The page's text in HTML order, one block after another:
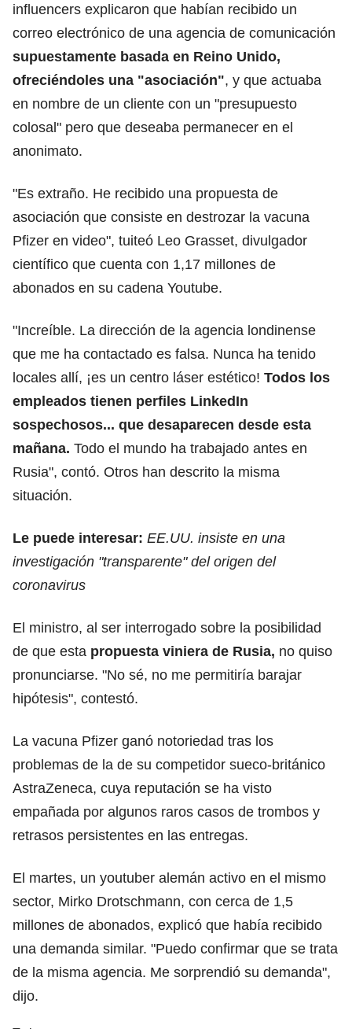
influencers explicaron que habían recibido un
correo electrónico de una agencia de comunicación
supuestamente basada en Reino Unido,
ofreciéndoles una "asociación", y que actuaba
en nombre de un cliente con un "presupuesto
colosal" pero que deseaba permanecer en el
anonimato.
"Es extraño. He recibido una propuesta de
asociación que consiste en destrozar la vacuna
Pfizer en video", tuiteó Leo Grasset, divulgador
científico que cuenta con 1,17 millones de
abonados en su cadena Youtube.
"Increíble. La dirección de la agencia londinense
que me ha contactado es falsa. Nunca ha tenido
locales allí, ¡es un centro láser estético! Todos los
empleados tienen perfiles LinkedIn
sospechosos... que desaparecen desde esta
mañana. Todo el mundo ha trabajado antes en
Rusia", contó. Otros han descrito la misma
situación.
Le puede interesar: EE.UU. insiste en una
investigación "transparente" del origen del
coronavirus
El ministro, al ser interrogado sobre la posibilidad
de que esta propuesta viniera de Rusia, no quiso
pronunciarse. "No sé, no me permitiría barajar
hipótesis", contestó.
La vacuna Pfizer ganó notoriedad tras los
problemas de la de su competidor sueco-británico
AstraZeneca, cuya reputación se ha visto
empañada por algunos raros casos de trombos y
retrasos persistentes en las entregas.
El martes, un youtuber alemán activo en el mismo
sector, Mirko Drotschmann, con cerca de 1,5
millones de abonados, explicó que había recibido
una demanda similar. "Puedo confirmar que se trata
de la misma agencia. Me sorprendió su demanda",
dijo.